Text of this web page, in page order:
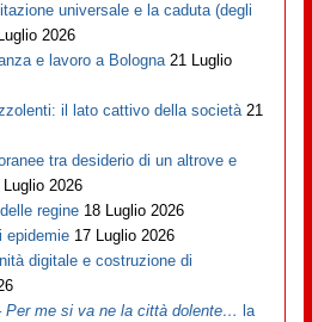
universale e la caduta (degli
2026
e lavoro a Bologna 21 Luglio
il lato cattivo della società 21
tra desiderio di un altrove e
Luglio 2026
regine 18 Luglio 2026
epidemie 17 Luglio 2026
digitale e costruzione di
Per me si va ne la città dolente… la